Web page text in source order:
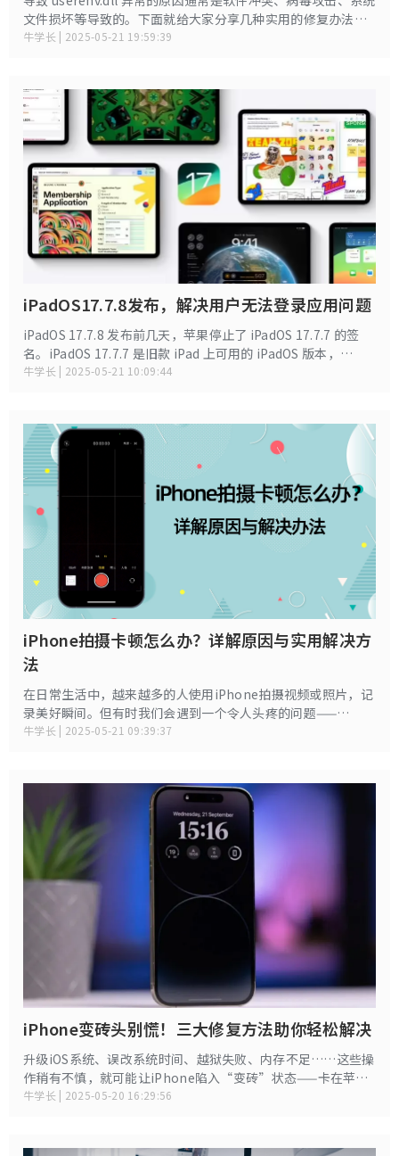
文件损坏等导致的。下面就给大家分享几种实用的修复办法，
快速解决userenv.dll丢失或错误问题。
牛学长 | 2025-05-21 19:59:39
iPadOS17.7.8发布，解决用户无法登录应用问题
iPadOS 17.7.8 发布前几天，苹果停止了 iPadOS 17.7.7 的签
名。iPadOS 17.7.7 是旧款 iPad 上可用的 iPadOS 版本，
iPadOS 17.7.7 导致部分用户无法登录其应用，而 iPadOS
牛学长 | 2025-05-21 10:09:44
iPhone拍摄卡顿怎么办？详解原因与实用解决方
法
在日常生活中，越来越多的人使用iPhone拍摄视频或照片，记
录美好瞬间。但有时我们会遇到一个令人头疼的问题——
iPhone拍摄时画面出现卡顿或不流畅的情况。这种现象不仅影
法。
牛学长 | 2025-05-21 09:39:37
iPhone变砖头别慌！三大修复方法助你轻松解决
升级iOS系统、误改系统时间、越狱失败、内存不足……这些操
作稍有不慎，就可能让iPhone陷入“变砖”状态——卡在苹果
Logo界面、黑屏死机、无限重启，甚至无法开机。变砖不仅影
牛学长 | 2025-05-20 16:29:56